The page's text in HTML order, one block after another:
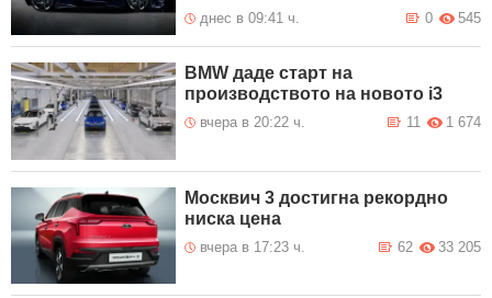
днес в 09:41 ч. 545
0
BMW даде старт на
производството на новото i3
вчера в 20:22 ч. 1 674
11
Москвич 3 достигна рекордно
ниска цена
вчера в 17:23 ч. 33 205
62